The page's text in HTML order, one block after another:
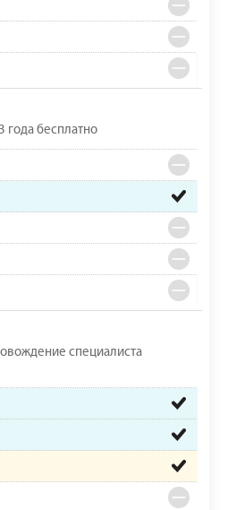
года бесплатно
специалиста